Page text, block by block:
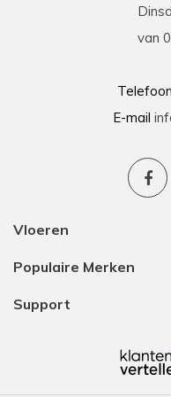
Prima geholpen bij
problemen tijdens
Casa Vloeren.
zij de enige op
waardoor we voor
vloer bij hun zijn
steeds mooie
keer zijn we weer
van
Telefoon
E-mail
Vloeren
Populaire Merken
Support